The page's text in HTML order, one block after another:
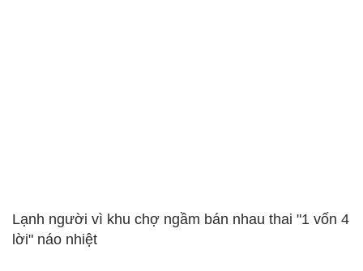
Lạnh người vì khu chợ ngầm bán nhau thai "1 vốn 4
lời" náo nhiệt